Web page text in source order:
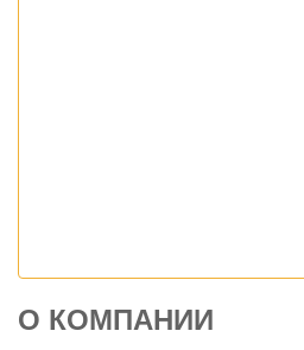
О КОМПАНИИ